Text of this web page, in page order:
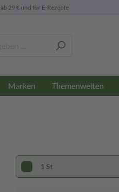
ab 29 € und für E-Rezepte
Marken Themenwelten
1 St